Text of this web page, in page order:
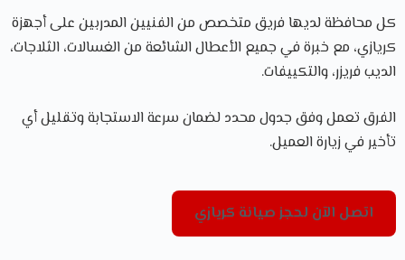
كل محافظة لديها فريق متخصص من الفنيين المدربين على أجهزة
كريازي، مع خبرة في جميع الأعطال الشائعة من الغسالات، الثلاجات،
الديب فريزر، والتكييفات.
الفرق تعمل وفق جدول محدد لضمان سرعة الاستجابة وتقليل أي
تأخير في زيارة العميل.
اتصل الآن لحجز صيانة كريازي